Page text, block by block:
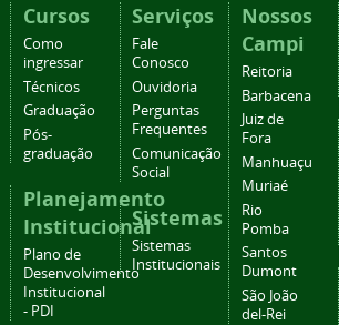
Cursos
Como
ingressar
Técnicos
Graduação
Pós-
graduação
Planejamento
Institucional
Plano de
Desenvolvimento
Institucional
- PDI
Serviços
Fale
Conosco
Ouvidoria
Perguntas
Frequentes
Comunicação
Social
Sistemas
Sistemas
Institucionais
Nossos
Campi
Reitoria
Barbacena
Juiz de
Fora
Manhuaçu
Muriaé
Rio
Pomba
Santos
Dumont
São João
del-Rei